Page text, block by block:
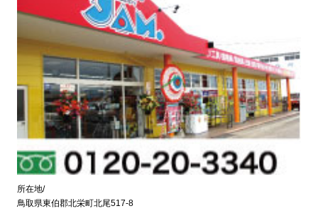
所在地/
鳥取県東伯郡北栄町北尾517-8